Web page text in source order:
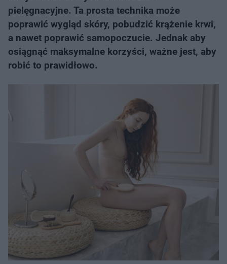
pielęgnacyjne. Ta prosta technika może
poprawić wygląd skóry, pobudzić krążenie krwi,
a nawet poprawić samopoczucie. Jednak aby
osiągnąć maksymalne korzyści, ważne jest, aby
robić to prawidłowo.